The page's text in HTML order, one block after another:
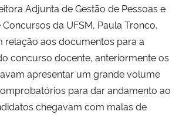
Adjunta de Gestão de Pessoas e
da UFSM, Paula Tronco,
relação aos documentos para a
concurso docente, anteriormente os
apresentar um grande volume
para dar andamento ao
chegavam com malas de